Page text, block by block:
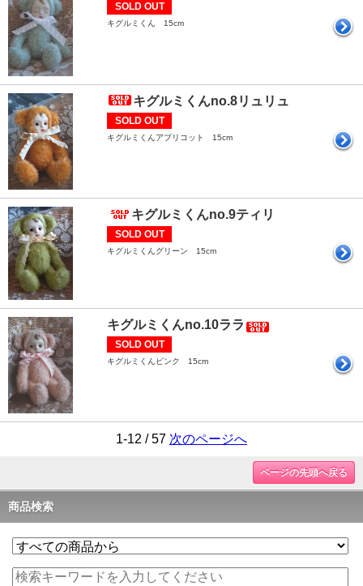
SOLD OUT
キグルミくん 15cm
キグルミくんno.8リュリュ
SOLD OUT
キグルミくんアプリコット 15cm
キグルミくんno.9ティリ
SOLD OUT
キグルミくんグリーン 15cm
キグルミくんno.10ララ
SOLD OUT
キグルミくんピンク 15cm
1-12 / 57 次のページへ
ページの先頭へ戻る
商品検索